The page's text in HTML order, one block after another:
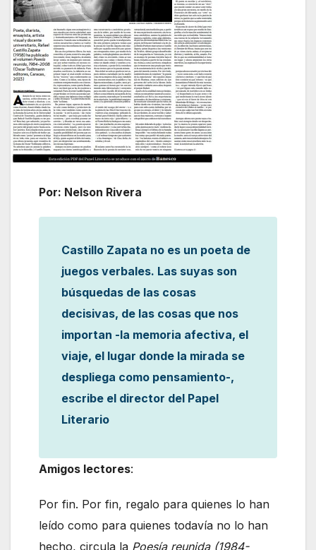
Por: Nelson Rivera
Castillo Zapata no es un poeta de
juegos verbales. Las suyas son
búsquedas de las cosas
decisivas, de las cosas que nos
importan -la memoria afectiva, el
viaje, el lugar donde la mirada se
despliega como pensamiento-,
escribe el director del Papel
Literario
Amigos lectores:
Por fin. Por fin, regalo para quienes lo han
leído como para quienes todavía no lo han
hecho, circula la Poesía reunida (1984-